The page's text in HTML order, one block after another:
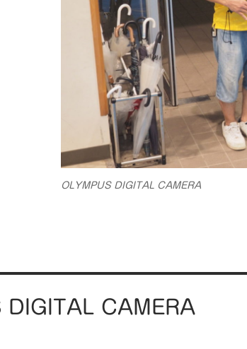
OLYMPUS DIGITAL CAMERA
DIGITAL CAMERA